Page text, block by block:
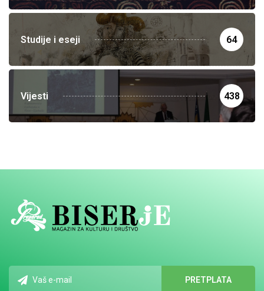
Studije i eseji 64
Vijesti 438